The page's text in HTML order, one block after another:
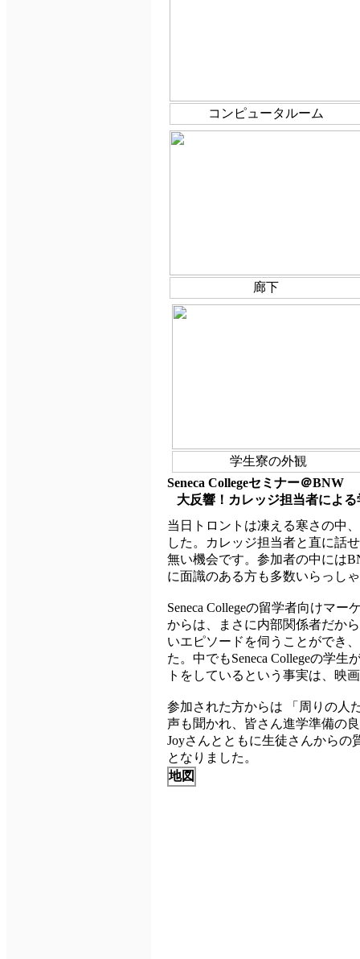
コンピュータルーム
廊下
学生寮の外観
Seneca Collegeセミナー＠BNW
大反響！カレッジ担当者によ
当日トロントは凍える寒さの中
した。カレッジ担当者と直に話
無い機会です。参加者の中には
に面識のある方も多数いらっし
Seneca Collegeの留学者向けマ
からは、まさに内部関係者だか
いエピソードを伺うことができ
た。中でもSeneca Collegeの学
トをしているという事実は、映
参加された方からは 「周りの人
声も聞かれ、皆さん進学準備の
Joyさんとともに生徒さんから
となりました。
地図